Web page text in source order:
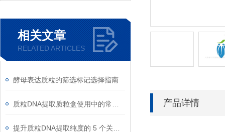
相关文章
RELATED ARTICLES
酵母表达质粒的筛选标记选择指南
产品详情